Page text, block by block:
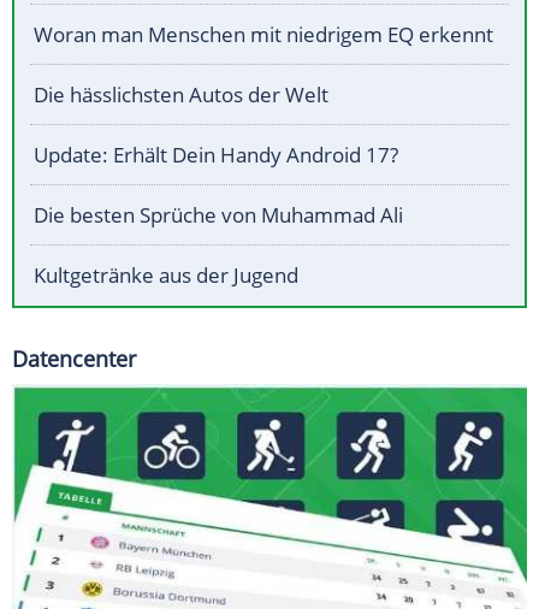
Woran man Menschen mit niedrigem EQ erkennt
Die hässlichsten Autos der Welt
Update: Erhält Dein Handy Android 17?
Die besten Sprüche von Muhammad Ali
Kultgetränke aus der Jugend
Datencenter